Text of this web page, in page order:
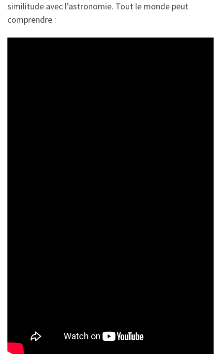
similitude avec l’astronomie. Tout le monde peut
comprendre :